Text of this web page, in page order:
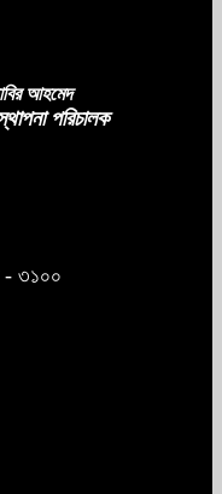
আহমেদ
পরিচালক
- ৩১০০